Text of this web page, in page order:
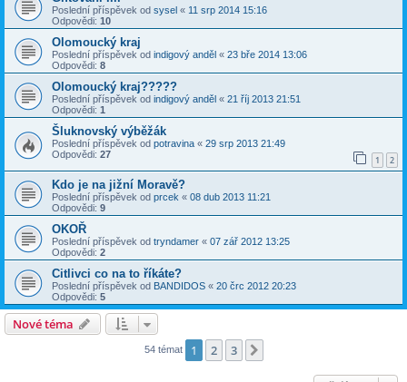
Poslední příspěvek od sysel « 11 srp 2014 15:16
Odpovědi: 10
Olomoucký kraj
Poslední příspěvek od indigový anděl « 23 bře 2014 13:06
Odpovědi: 8
Olomoucký kraj?????
Poslední příspěvek od indigový anděl « 21 říj 2013 21:51
Odpovědi: 1
Šluknovský výběžák
Poslední příspěvek od potravina « 29 srp 2013 21:49
Odpovědi: 27 1 2
Kdo je na jižní Moravě?
Poslední příspěvek od prcek « 08 dub 2013 11:21
Odpovědi: 9
OKOŘ
Poslední příspěvek od tryndamer « 07 zář 2012 13:25
Odpovědi: 2
Citlivci co na to říkáte?
Poslední příspěvek od BANDIDOS « 20 črc 2012 20:23
Odpovědi: 5
Nové téma
54 témat 1 2 3